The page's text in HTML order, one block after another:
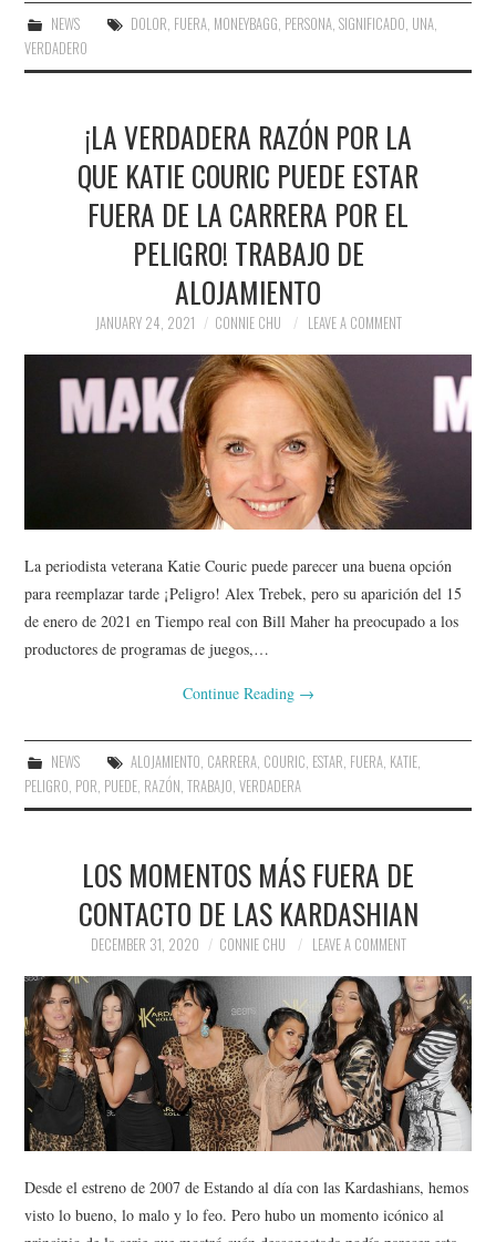
NEWS DOLOR, FUERA, MONEYBAGG, PERSONA, SIGNIFICADO, UNA,
VERDADERO
¡LA VERDADERA RAZÓN POR LA
QUE KATIE COURIC PUEDE ESTAR
FUERA DE LA CARRERA POR EL
PELIGRO! TRABAJO DE
ALOJAMIENTO
JANUARY 24, 2021 CONNIE CHU LEAVE A COMMENT
La periodista veterana Katie Couric puede parecer una buena opción
para reemplazar tarde ¡Peligro! Alex Trebek, pero su aparición del 15
de enero de 2021 en Tiempo real con Bill Maher ha preocupado a los
productores de programas de juegos,…
Continue Reading →
NEWS ALOJAMIENTO, CARRERA, COURIC, ESTAR, FUERA, KATIE,
PELIGRO, POR, PUEDE, RAZÓN,TRABAJO,VERDADERA
LOS MOMENTOS MÁS FUERA DE
CONTACTO DE LAS KARDASHIAN
DECEMBER 31, 2020 CONNIE CHU LEAVE A COMMENT
Desde el estreno de 2007 de Estando al día con las Kardashians, hemos
visto lo bueno, lo malo y lo feo. Pero hubo un momento icónico al